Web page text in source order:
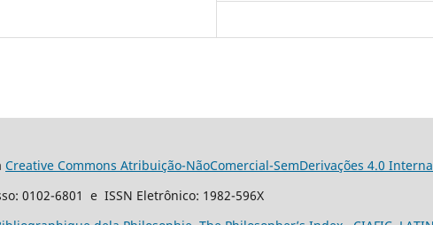
Creative Commons Atribuição-NãoComercial-SemDerivações 4.0
0102-6801 e ISSN Eletrônico: 1982-596X